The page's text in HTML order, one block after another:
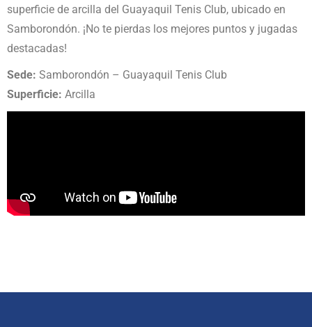
superficie de arcilla del Guayaquil Tenis Club, ubicado en
Samborondón. ¡No te pierdas los mejores puntos y jugadas
destacadas!
Sede: Samborondón – Guayaquil Tenis Club
Superficie: Arcilla